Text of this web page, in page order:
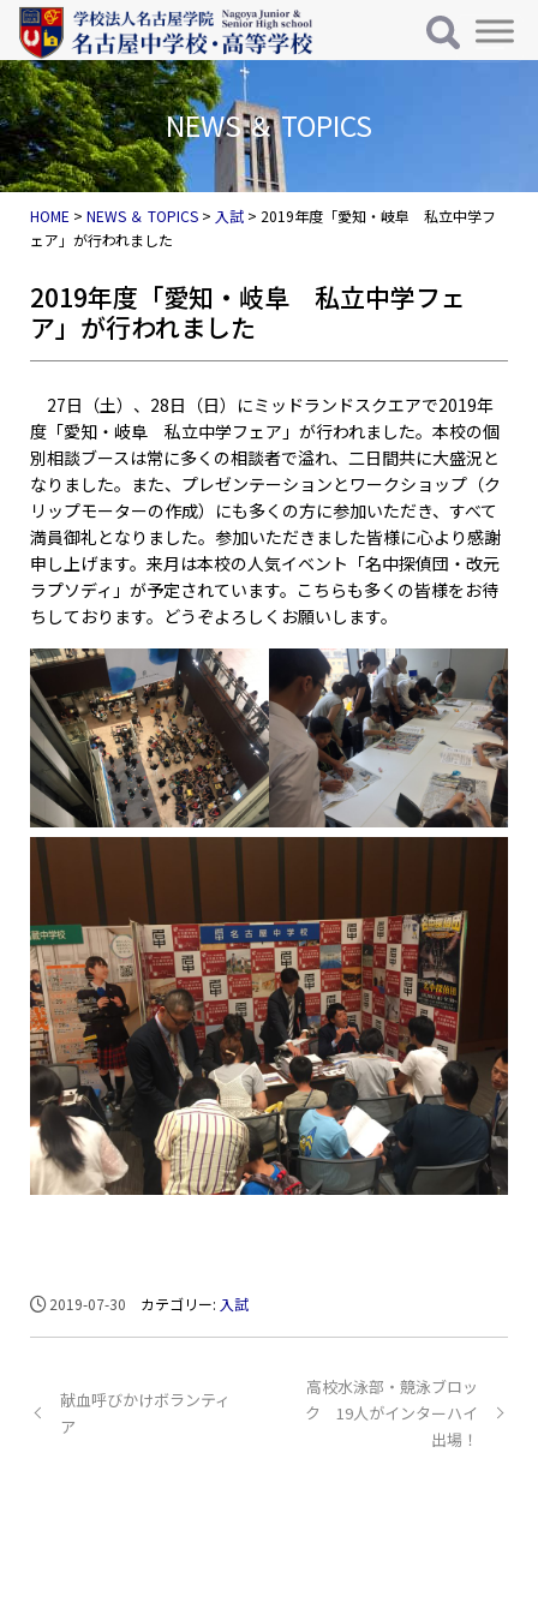
コンテンツへスキップ
メインナビゲーション
NEWS ＆ TOPICS
HOME >NEWS ＆ TOPICS > 入試 > 2019年度「愛知・岐阜 私立中学フ
ェア」が行われました
2019年度「愛知・岐阜 私立中学フェ
ア」が行われました
27日（土）、28日（日）にミッドランドスクエアで2019年
度「愛知・岐阜 私立中学フェア」が行われました。本校の個
別相談ブースは常に多くの相談者で溢れ、二日間共に大盛況と
なりました。また、プレゼンテーションとワークショップ（ク
リップモーターの作成）にも多くの方に参加いただき、すべて
満員御礼となりました。参加いただきました皆様に心より感謝
申し上げます。来月は本校の人気イベント「名中探偵団・改元
ラプソディ」が予定されています。こちらも多くの皆様をお待
ちしております。どうぞよろしくお願いします。
2019-07-30 カテゴリー: 入試
献血呼びかけボランティ
ア
高校水泳部・競泳ブロッ
ク 19人がインターハイ
出場！